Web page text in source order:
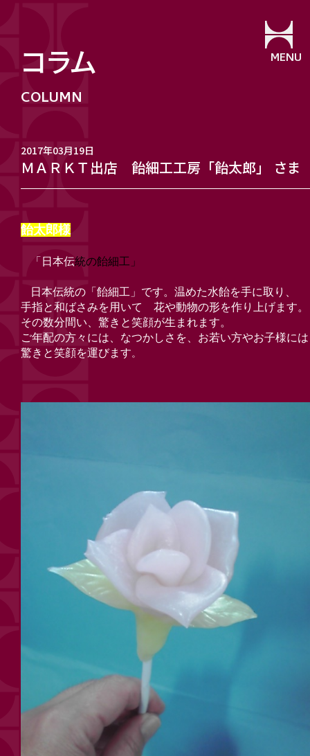
MENU
コラム
ＭＡＲＫＴ出店 飴細工工房「飴太郎」 さま
2017年03月19日
飴太郎様
「日本伝統の飴細工」
日本伝統の「飴細工」です。温めた水飴を手に取り、
手指と和ばさみを用いて 花や動物の形を作り上げます。
その数分間い、驚きと笑顔が生まれます。
ご年配の方々には、なつかしさを、お若い方やお子様には
驚きと笑顔を運びます。